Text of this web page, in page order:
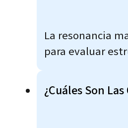
La resonancia
para evaluar
¿Cuáles Son